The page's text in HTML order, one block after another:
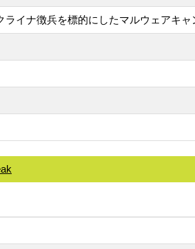
イナ徴兵を標的にしたマルウェアキャ